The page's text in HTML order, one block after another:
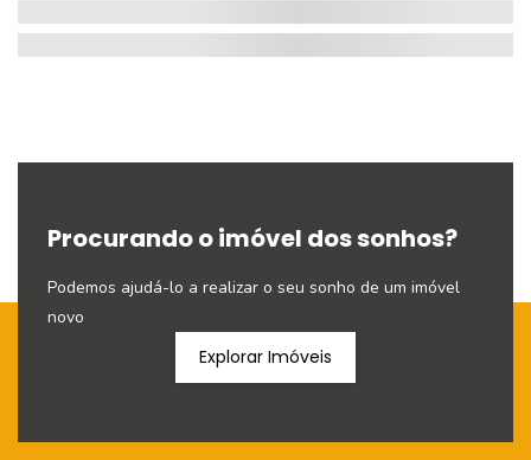
Procurando o imóvel dos sonhos?
Podemos ajudá-lo a realizar o seu sonho de um imóvel
novo
Explorar Imóveis